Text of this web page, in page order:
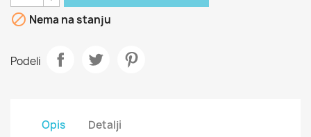
 Nema na stanju
Podeli
Opis Detalji